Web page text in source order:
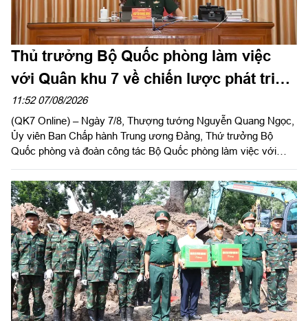
Thủ trưởng Bộ Quốc phòng làm việc
với Quân khu 7 về chiến lược phát triển
giai đoạn 2026 – 2030, tổ chức, cơ cấu
lại doanh nghiệp
11:52 07/08/2026
(QK7 Online) – Ngày 7/8, Thượng tướng Nguyễn Quang Ngọc,
Ủy viên Ban Chấp hành Trung ương Đảng, Thứ trưởng Bộ
Quốc phòng và đoàn công tác Bộ Quốc phòng làm việc với
chức cơ cấu lại doanh nghiệp. Thiếu tướng Đặng Văn Lẫm, Ủy
viên Thường vụ Đảng ủy, Phó Tư lệnh Quân khu tiếp đoàn.